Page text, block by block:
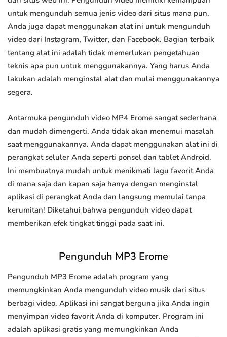
untuk mengunduh semua jenis video dari situs mana pun.
Anda juga dapat menggunakan alat ini untuk mengunduh
video dari Instagram, Twitter, dan Facebook. Bagian terbaik
tentang alat ini adalah tidak memerlukan pengetahuan
teknis apa pun untuk menggunakannya. Yang harus Anda
lakukan adalah menginstal alat dan mulai menggunakannya
segera.
Antarmuka pengunduh video MP4 Erome sangat sederhana
dan mudah dimengerti. Anda tidak akan menemui masalah
saat menggunakannya. Anda dapat menggunakan alat ini di
perangkat seluler Anda seperti ponsel dan tablet Android.
Ini membuatnya mudah untuk menikmati lagu favorit Anda
di mana saja dan kapan saja hanya dengan menginstal
aplikasi di perangkat Anda dan langsung memulai tanpa
kerumitan! Diketahui bahwa pengunduh video dapat
memberikan efek tingkat tinggi pada saat ini.
Pengunduh MP3 Erome
Pengunduh MP3 Erome adalah program yang
memungkinkan Anda mengunduh video musik dari situs
berbagi video. Aplikasi ini sangat berguna jika Anda ingin
menyimpan video favorit Anda di komputer. Program ini
adalah aplikasi gratis yang memungkinkan Anda